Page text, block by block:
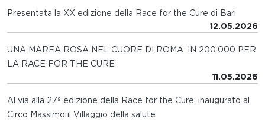
Presentata la XX edizione della Race for the Cure di Bari
12.05.2026
UNA MAREA ROSA NEL CUORE DI ROMA: IN 200.000 PER
LA RACE FOR THE CURE
11.05.2026
Al via alla 27ª edizione della Race for the Cure: inaugurato al
Circo Massimo il Villaggio della salute